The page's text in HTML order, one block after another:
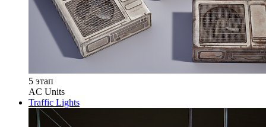
5 этап
AC Units
Traffic Lights